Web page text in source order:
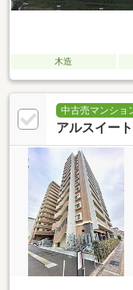
木造
中古売マンショ
アルスイー